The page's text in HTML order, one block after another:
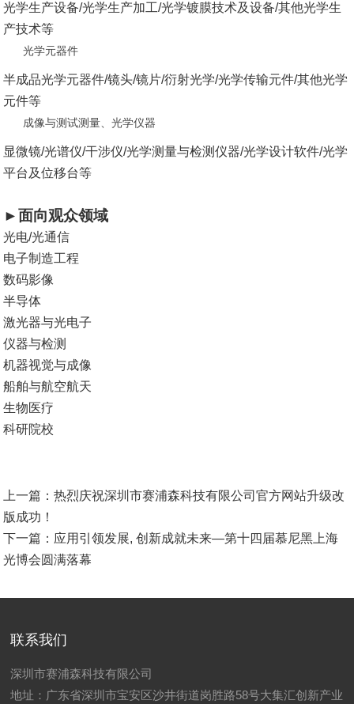
光学生产设备/光学生产加工/光学镀膜技术及设备/其他光学生
产技术等
光学元器件
半成品光学元器件/镜头/镜片/衍射光学/光学传输元件/其他光学
元件等
成像与测试测量、光学仪器
显微镜/光谱仪/干涉仪/光学测量与检测仪器/光学设计软件/光学
平台及位移台等
►面向观众领域
光电/光通信
电子制造工程
数码影像
半导体
激光器与光电子
仪器与检测
机器视觉与成像
船舶与航空航天
生物医疗
科研院校
上一篇：热烈庆祝深圳市赛浦森科技有限公司官方网站升级改
版成功！
下一篇： 应用引领发展, 创新成就未来—第十四届慕尼黑上海
光博会圆满落幕
联系我们
深圳市赛浦森科技有限公司
地址： 广东省深圳市宝安区沙井街道岗胜路58号大集汇创新产业